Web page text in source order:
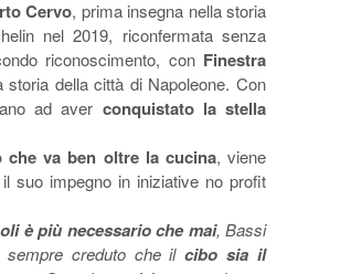
Cervo, prima insegna nella storia
nel 2019, riconfermata senza
riconoscimento, con Finestra
della città di Napoleone. Con
ad aver conquistato la stella
che va ben oltre la cucina, viene
suo impegno in iniziative no profit
è più necessario che mai, Bassi
sempre creduto che ilcibo sia il